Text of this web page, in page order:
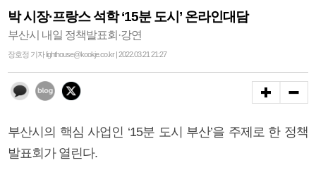
박 시장·프랑스 석학 ‘15분 도시’ 온라인대담
부산시 내일 정책발표회·강연
장호정 기자 lighthouse@kookje.co.kr | 2022.03.21 21:27
부산시의 핵심 사업인 ‘15분 도시 부산’을 주제로 한 정책
발표회가 열린다.